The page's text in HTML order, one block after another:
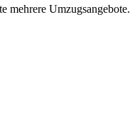
mehrere Umzugsangebote.